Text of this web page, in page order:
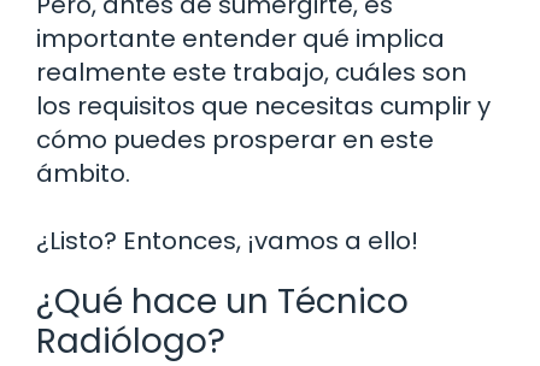
importante entender qué implica
realmente este trabajo, cuáles son
los requisitos que necesitas cumplir y
cómo puedes prosperar en este
ámbito.
¿Listo? Entonces, ¡vamos a ello!
¿Qué hace un Técnico
Radiólogo?